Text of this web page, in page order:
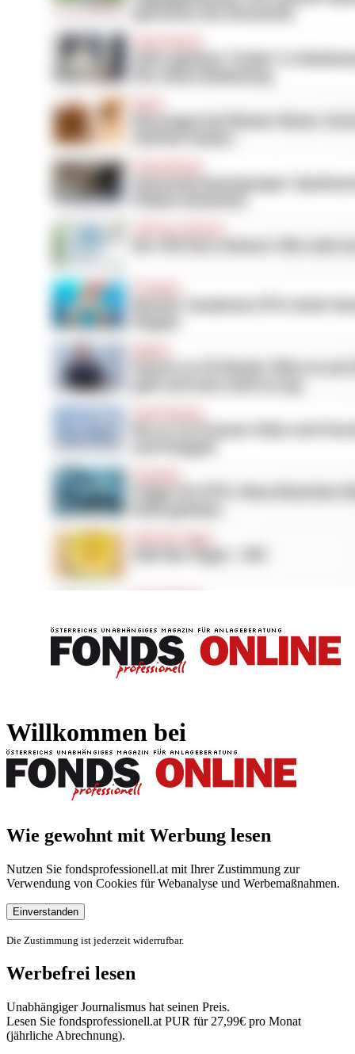
Willkommen bei
Wie gewohnt mit Werbung lesen
Nutzen Sie fondsprofessionell.at mit Ihrer Zustimmung zur
Verwendung von Cookies für Webanalyse und Werbemaßnahmen.
Einverstanden
Die Zustimmung ist jederzeit widerrufbar.
Werbefrei lesen
Unabhängiger Journalismus hat seinen Preis.
Lesen Sie fondsprofessionell.at PUR für 27,99€ pro Monat
(jährliche Abrechnung).